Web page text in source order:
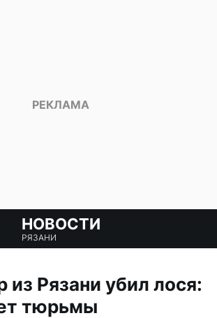
НОВОСТИ
РЯЗАНИ
из Рязани убил лося:
тюрьмы